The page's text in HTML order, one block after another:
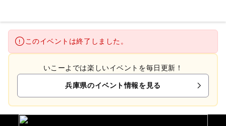
このイベントは終了しました。
いこーよでは楽しいイベントを毎日更新！
兵庫県のイベント情報を見る